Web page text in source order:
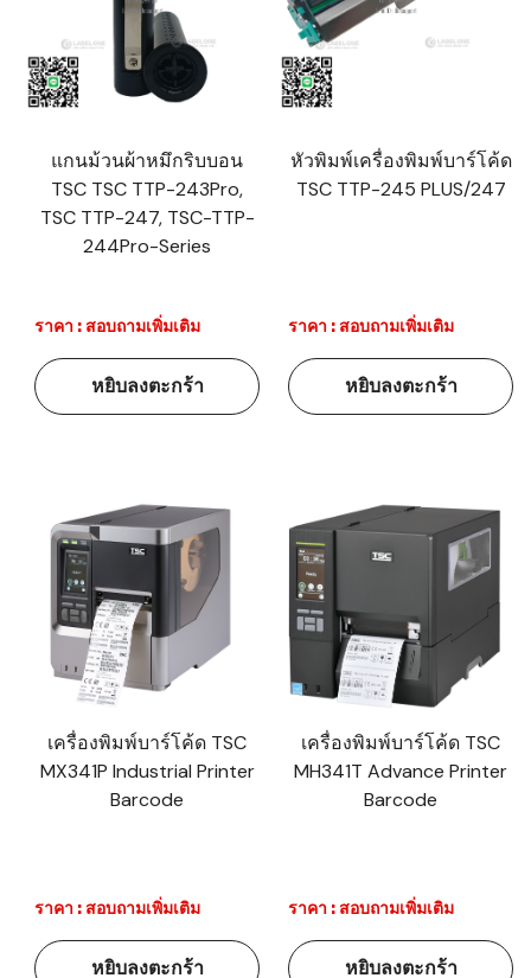
แกนม้วนผ้าหมึกริบบอน
TSC TSC TTP-243Pro,
TSC TTP-247, TSC-TTP-
244Pro-Series
ราคา : สอบถามเพิ่มเติม
หยิบลงตะกร้า
หัวพิมพ์เครื่องพิมพ์บาร์โค้ด
TSC TTP-245 PLUS/247
ราคา : สอบถามเพิ่มเติม
หยิบลงตะกร้า
เครื่องพิมพ์บาร์โค้ด TSC
MX341P Industrial Printer
Barcode
ราคา : สอบถามเพิ่มเติม
หยิบลงตะกร้า
เครื่องพิมพ์บาร์โค้ด TSC
MH341T Advance Printer
Barcode
ราคา : สอบถามเพิ่มเติม
หยิบลงตะกร้า